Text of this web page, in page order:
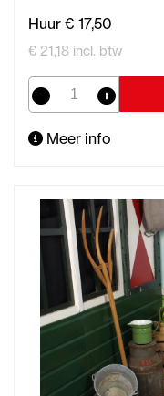
Huur € 17,50
€ 21,18 incl. btw
Meer info